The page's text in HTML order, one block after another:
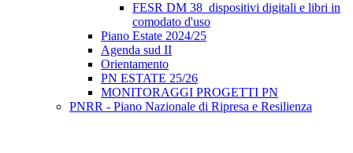
FESR DM 38_dispositivi digitali e libri in
comodato d'uso
Piano Estate 2024/25
Agenda sud II
Orientamento
PN ESTATE 25/26
MONITORAGGI PROGETTI PN
PNRR - Piano Nazionale di Ripresa e Resilienza